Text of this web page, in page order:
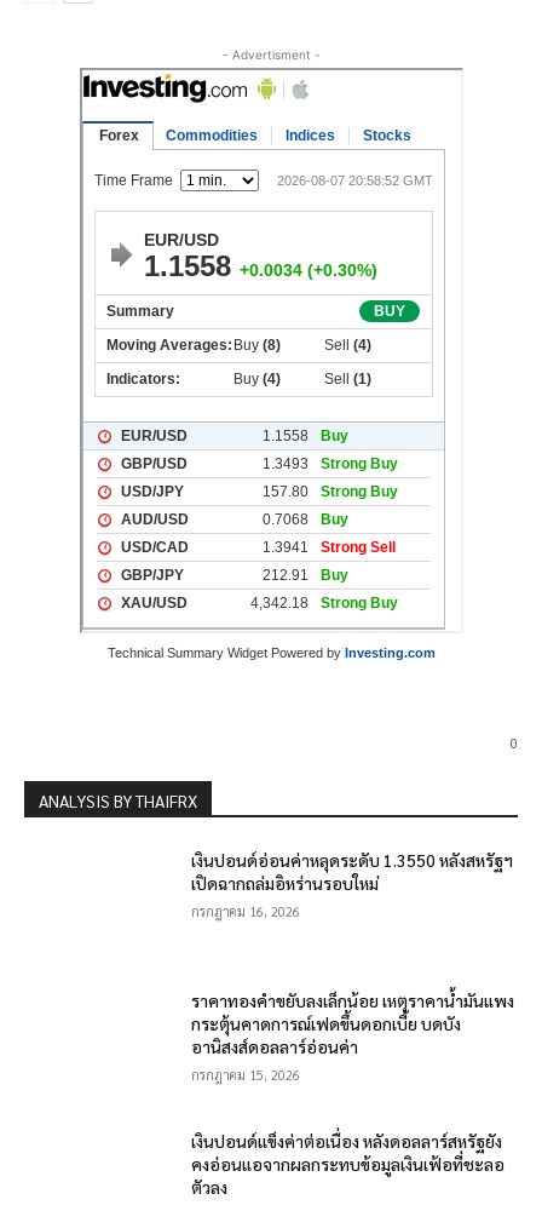
- Advertisment -
Technical Summary Widget Powered by Investing.com
0
ANALYSIS BY THAIFRX
เงินปอนด์อ่อนค่าหลุดระดับ 1.3550 หลังสหรัฐฯ
เปิดฉากถล่มอิหร่านรอบใหม่
กรกฎาคม 16, 2026
ราคาทองคำขยับลงเล็กน้อย เหตุราคาน้ำมันแพง
กระตุ้นคาดการณ์เฟดขึ้นดอกเบี้ย บดบัง
อานิสงส์ดอลลาร์อ่อนค่า
กรกฎาคม 15, 2026
เงินปอนด์แข็งค่าต่อเนื่อง หลังดอลลาร์สหรัฐยัง
คงอ่อนแอจากผลกระทบข้อมูลเงินเฟ้อที่ชะลอ
ตัวลง